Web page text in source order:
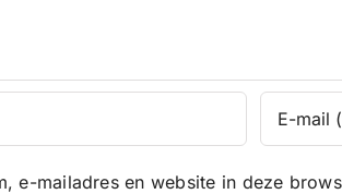
e-mailadres en website in deze